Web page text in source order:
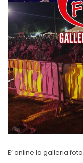
E’ online la galleria